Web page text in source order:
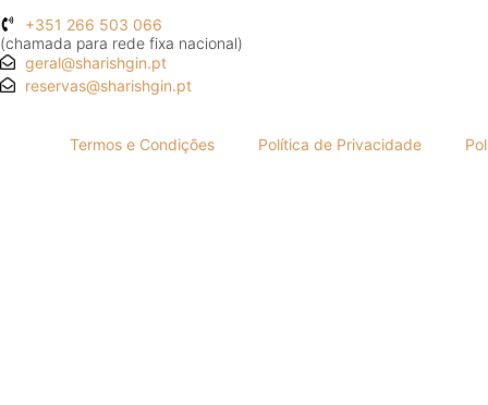
+351 266 503 066
(chamada para rede fixa nacional)
geral@sharishgin.pt
reservas@sharishgin.pt
Termos e Condições Política de Privacidade